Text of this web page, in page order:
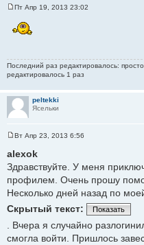
о
е
Пт Апр 19, 2013 23:02
Последний раз редактировалось:
редактировалось 1 раз
peltekki
Ясельки
о
б
щ
е
н
е
Вт Апр 23, 2013 6:56
alexok
Здравствуйте. У меня
профилем. Очень прошу
Несколько дней назад по
Скрытый текст:
Показать
. Вчера я случайно
смогла войти. Пришлось